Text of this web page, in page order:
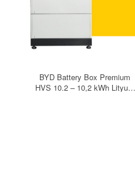
BYD Battery Box Premium
HVS 10.2 – 10,2 kWh Lityum